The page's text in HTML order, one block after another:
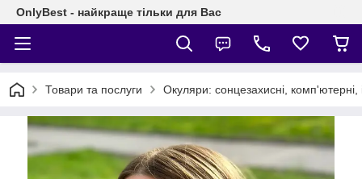
OnlyBest - найкраще тільки для Вас
Товари та послуги Окуляри: сонцезахисні, комп'ютерні,